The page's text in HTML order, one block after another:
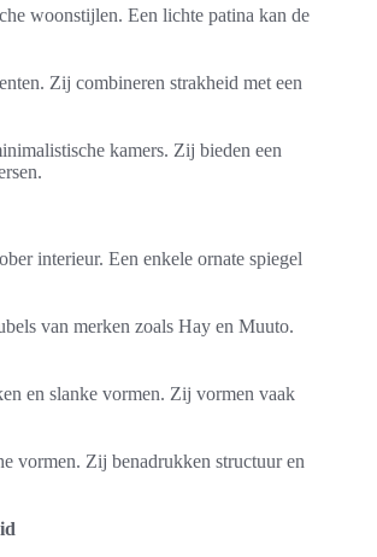
woonstijlen. Een lichte patina kan de
Zij combineren strakheid met een
kamers. Zij bieden een
interieur. Een enkele ornate spiegel
van merken zoals Hay en Muuto.
en slanke vormen. Zij vormen vaak
vormen. Zij benadrukken structuur en